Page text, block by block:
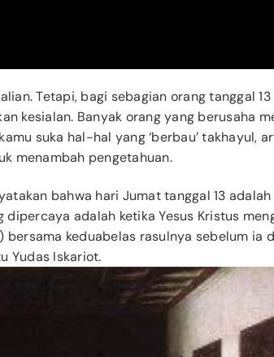
Tetapi, bagi sebagian orang tanggal
kesialan. Banyak orang yang berusaha
suka hal-hal yang ‘berbau’ takhayul,
menambah pengetahuan.
bahwa hari Jumat tanggal 13
dipercaya adalah ketika Yesus Kristus
) bersama keduabelas rasulnya sebelum ia
Yudas Iskariot.